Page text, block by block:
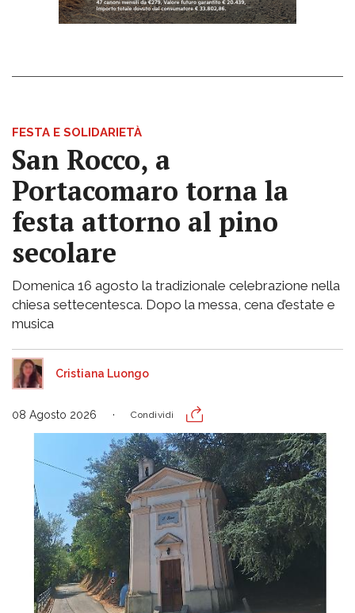
FESTA E SOLIDARIETÀ
San Rocco, a
Portacomaro torna la
festa attorno al pino
secolare
Domenica 16 agosto la tradizionale celebrazione nella
chiesa settecentesca. Dopo la messa, cena d’estate e
musica
Cristiana Luongo
08 Agosto 2026 Condividi